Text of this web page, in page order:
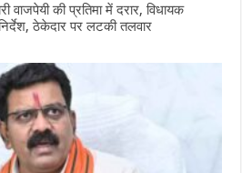
वाजपेयी की प्रतिमा में दरार, विधायक
ठेकेदार पर लटकी तलवार